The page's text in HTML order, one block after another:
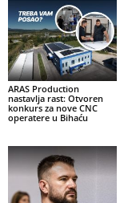
ARAS Production
nastavlja rast: Otvoren
konkurs za nove CNC
operatere u Bihaću